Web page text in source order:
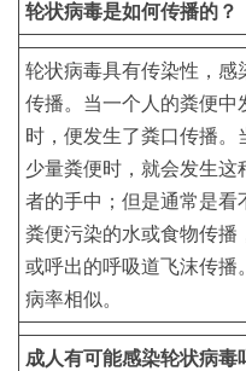
轮状病毒是如何传播的？
轮状病毒具有传染性，感
传播。当一个人的粪便中
时，便发生了粪口传播
少量粪便时，就会发生
者的手中；但是通常是看
粪便污染的水或食物传
或呼出的呼吸道飞沫传播
病率相似。
成人有可能感染轮状病毒